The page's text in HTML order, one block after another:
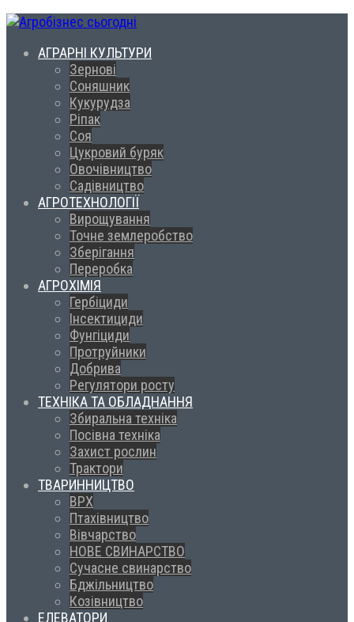
АГРАРНІ КУЛЬТУРИ
Зернові
Соняшник
Кукурудза
Ріпак
Соя
Цукровий буряк
Овочівництво
Садівництво
АГРОТЕХНОЛОГІЇ
Вирощування
Точне землеробство
Зберігання
Переробка
АГРОХІМІЯ
Гербіциди
Інсектициди
Фунгіциди
Протруйники
Добрива
Регулятори росту
ТЕХНІКА ТА ОБЛАДНАННЯ
Збиральна техніка
Посівна техніка
Захист рослин
Трактори
ТВАРИННИЦТВО
ВРХ
Птахівництво
Вівчарство
НОВЕ СВИНАРСТВО
Сучасне свинарство
Бджільництво
Козівництво
ЕЛЕВАТОРИ